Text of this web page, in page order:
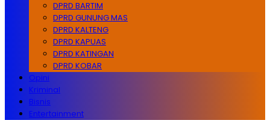
DPRD BARTIM
DPRD GUNUNG MAS
DPRD KALTENG
DPRD KAPUAS
DPRD KATINGAN
DPRD KOBAR
Opini
Kriminal
Bisnis
Entertainment